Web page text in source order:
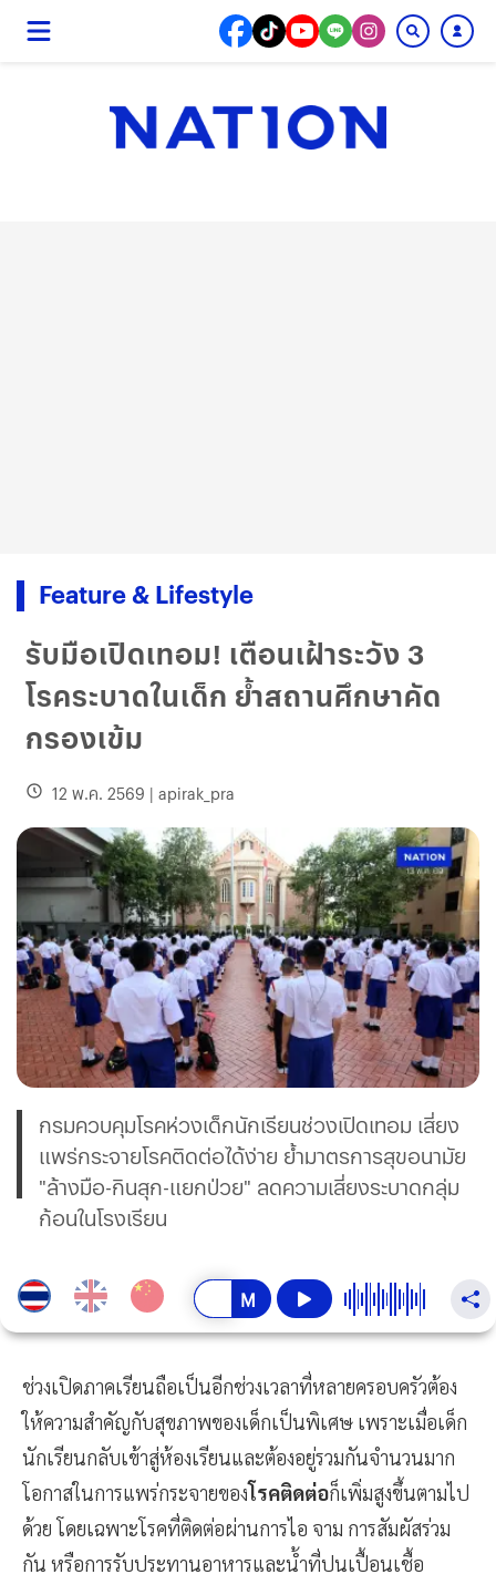
Feature & Lifestyle
รับมือเปิดเทอม! เตือนเฝ้าระวัง 3
โรคระบาดในเด็ก ย้ำสถานศึกษาคัด
กรองเข้ม
12 พ.ค. 2569 | apirak_pra
กรมควบคุมโรคห่วงเด็กนักเรียนช่วงเปิดเทอม เสี่ยง
แพร่กระจายโรคติดต่อได้ง่าย ย้ำมาตรการสุขอนามัย
"ล้างมือ-กินสุก-แยกป่วย" ลดความเสี่ยงระบาดกลุ่ม
ก้อนในโรงเรียน
ช่วงเปิดภาคเรียนถือเป็นอีกช่วงเวลาที่หลายครอบครัวต้อง
ให้ความสำคัญกับสุขภาพของเด็กเป็นพิเศษ เพราะเมื่อเด็ก
นักเรียนกลับเข้าสู่ห้องเรียนและต้องอยู่รวมกันจำนวนมาก
โอกาสในการแพร่กระจายของโรคติดต่อก็เพิ่มสูงขึ้นตามไป
ด้วย โดยเฉพาะโรคที่ติดต่อผ่านการไอ จาม การสัมผัสร่วม
กัน หรือการรับประทานอาหารและน้ำที่ปนเปื้อนเชื้อ